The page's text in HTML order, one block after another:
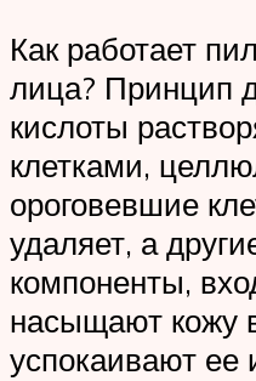
Как работает
лица? Принцип
кислоты
клетками,
ороговевшие
удаляет, а
компоненты,
насыщают кожу
успокаивают ее